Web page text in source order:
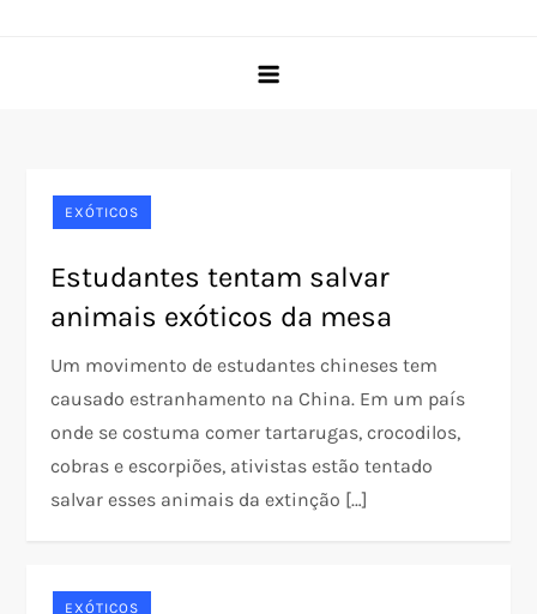
EXÓTICOS
Estudantes tentam salvar
animais exóticos da mesa
Um movimento de estudantes chineses tem
causado estranhamento na China. Em um país
onde se costuma comer tartarugas, crocodilos,
cobras e escorpiões, ativistas estão tentado
salvar esses animais da extinção […]
EXÓTICOS